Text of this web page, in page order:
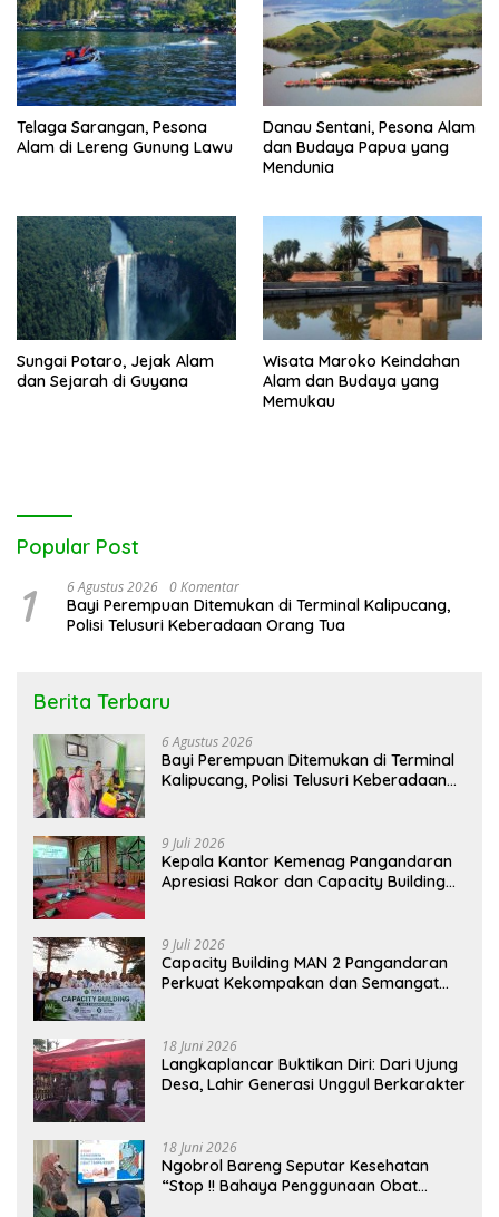
Telaga Sarangan, Pesona
Alam di Lereng Gunung Lawu
Danau Sentani, Pesona Alam
dan Budaya Papua yang
Mendunia
Sungai Potaro, Jejak Alam
dan Sejarah di Guyana
Wisata Maroko Keindahan
Alam dan Budaya yang
Memukau
Popular Post
1 6 Agustus 2026 0 Komentar
Bayi Perempuan Ditemukan di Terminal Kalipucang,
Polisi Telusuri Keberadaan Orang Tua
Berita Terbaru
6 Agustus 2026
Bayi Perempuan Ditemukan di Terminal
Kalipucang, Polisi Telusuri Keberadaan
9 Juli 2026
Kepala Kantor Kemenag Pangandaran
Apresiasi Rakor dan Capacity Building
9 Juli 2026
Capacity Building MAN 2 Pangandaran
Perkuat Kekompakan dan Semangat
18 Juni 2026
Langkaplancar Buktikan Diri: Dari Ujung
Desa, Lahir Generasi Unggul Berkarakter
18 Juni 2026
Ngobrol Bareng Seputar Kesehatan
“Stop !! Bahaya Penggunaan Obat